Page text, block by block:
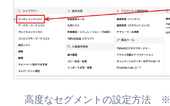
高度なセグメントの設定方法 ※